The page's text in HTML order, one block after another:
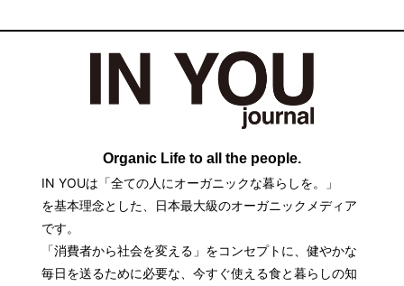
Organic Life to all the people.
IN YOUは「全ての人にオーガニックな暮らしを。」
を基本理念とした、日本最大級のオーガニックメディア
です。
「消費者から社会を変える」をコンセプトに、健やかな
毎日を送るために必要な、今すぐ使える食と暮らしの知